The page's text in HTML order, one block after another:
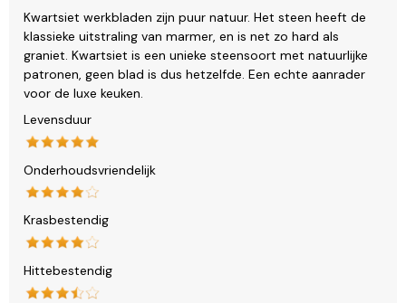
Kwartsiet werkbladen zijn puur natuur. Het steen heeft de
klassieke uitstraling van marmer, en is net zo hard als
graniet. Kwartsiet is een unieke steensoort met natuurlijke
patronen, geen blad is dus hetzelfde. Een echte aanrader
voor de luxe keuken.
Levensduur
Onderhoudsvriendelijk
Krasbestendig
Hittebestendig